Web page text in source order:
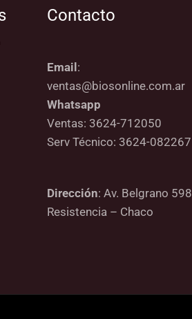
Contacto
Email:
ventas@biosonline.com.ar
Whatsapp
Ventas: 3624-712050
Serv Técnico: 3624-082267
Dirección: Av. Belgrano 598
Resistencia – Chaco